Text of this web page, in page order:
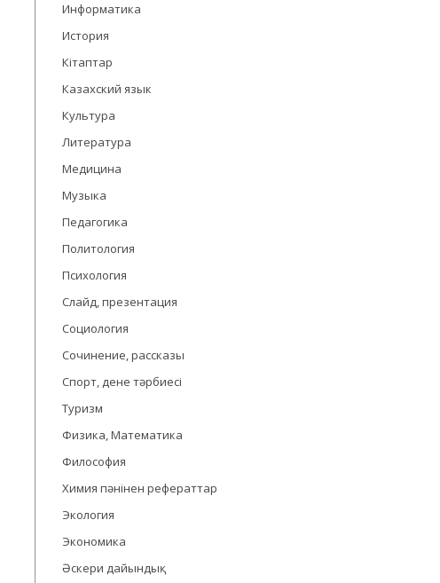
Информатика
История
Кітаптар
Казахский язык
Культура
Литература
Медицина
Музыка
Педагогика
Политология
Психология
Слайд, презентация
Социология
Сочинение, рассказы
Спорт, дене тәрбиесі
Туризм
Физика, Математика
Философия
Химия пәнінен рефераттар
Экология
Экономика
Әскери дайындық